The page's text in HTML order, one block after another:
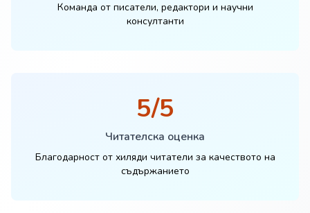
Команда от писатели, редактори и научни
консултанти
5/5
Читателска оценка
Благодарност от хиляди читатели за качеството на
съдържанието